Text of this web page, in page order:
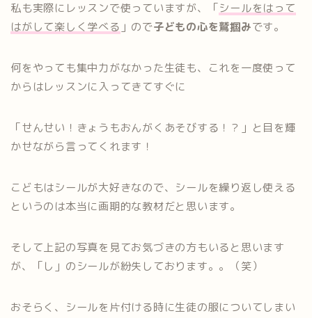
私も実際にレッスンで使っていますが、「シールをはって
はがして楽しく学べる 」ので子どもの心を鷲掴みです。
何をやっても集中力がなかった生徒も、これを一度使って
からはレッスンに入ってきてすぐに
「せんせい！きょうもおんがくあそびする！？」と目を輝
かせながら言ってくれます！
こどもはシールが大好きなので、シールを繰り返し使える
というのは本当に画期的な教材だと思います。
そして上記の写真を見てお気づきの方もいると思います
が、「し」のシールが紛失しております。。（笑）
おそらく、シールを片付ける時に生徒の服についてしまい